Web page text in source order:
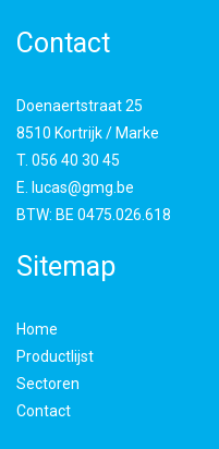
Contact
Doenaertstraat 25
8510 Kortrijk / Marke
T. 056 40 30 45
E.
lucas@gmg.be
BTW: BE 0475.026.618
Sitemap
Home
Productlijst
Sectoren
Contact